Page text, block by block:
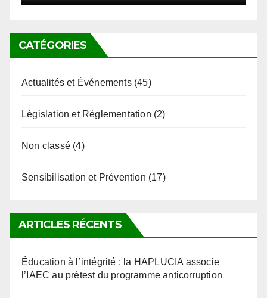
CATÉGORIES
ARTICLES RÉCENTS
l’IAEC au prétest du programme anticorruption